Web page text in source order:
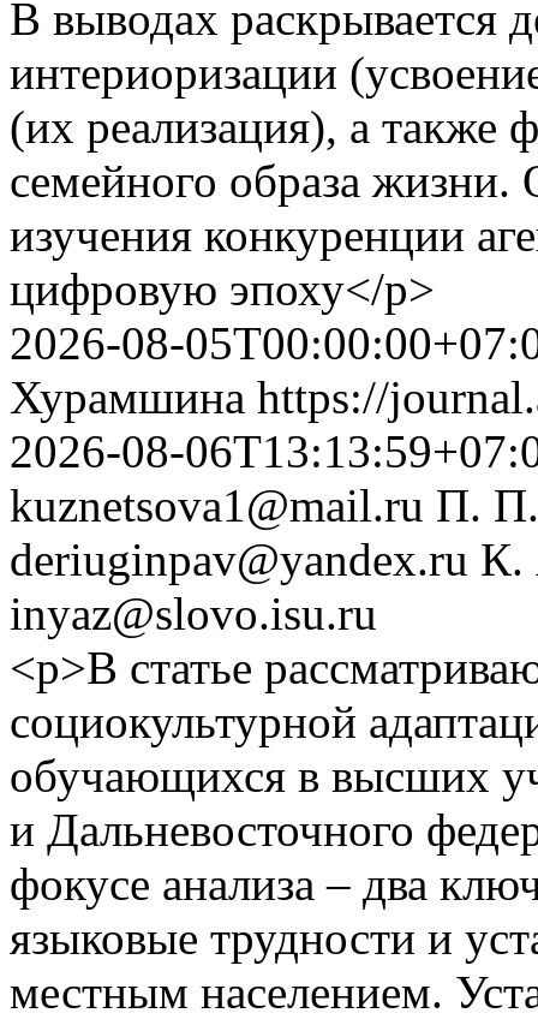
В выводах раскрывается
интериоризации
(их реализация), а также
семейного образа
изучения конкуренции
цифровую эпоху</p>
2026-08-
Хурамшина https://
2026-08-
kuznetsova1@mail.ru П.
deriuginpav@yandex.ru К.
inyaz@slovo.isu.ru
<p>В статье
социокультурной
обучающихся в высших
и Дальневосточного
фокусе анализа – два
языковые трудности и
местным населением.